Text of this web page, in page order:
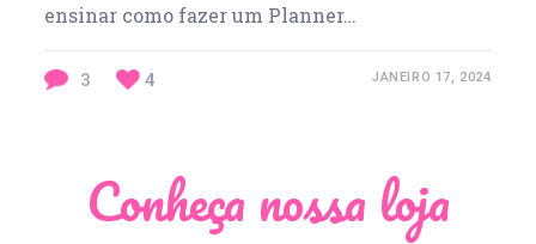
ensinar como fazer um Planner…
3 4 JANEIRO 17, 2024
Conheça nossa loja